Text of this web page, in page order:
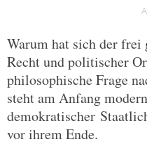
Warum hat sich der frei
Recht und politischer
philosophische Frage
steht am Anfang
demokratischer
vor ihrem Ende.